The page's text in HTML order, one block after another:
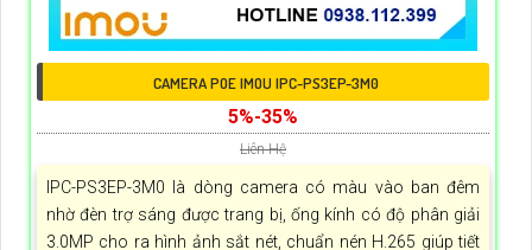
CAMERA POE IMOU IPC-PS3EP-3M0
5%-35%
Liên Hệ
IPC-PS3EP-3M0 là dòng camera có màu vào ban đêm
nhờ đèn trợ sáng được trang bị, ống kính có độ phân giải
3.0MP cho ra hình ảnh sắt nét, chuẩn nén H.265 giúp tiết